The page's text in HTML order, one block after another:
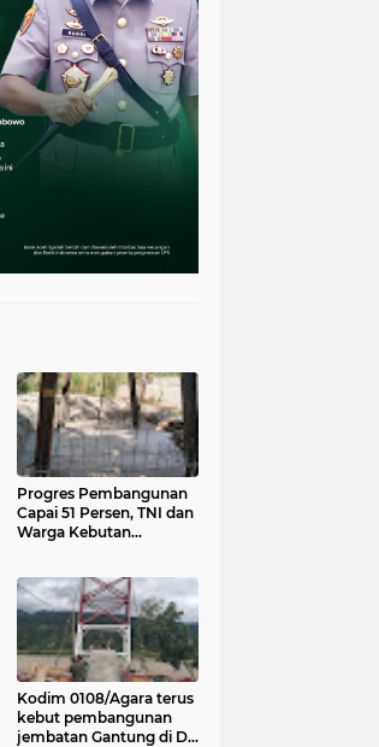
Progres Pembangunan
Capai 51 Persen, TNI dan
Warga Kebutan
Melur
Kodim 0108/Agara terus
kebut pembangunan
jembatan Gantung di Ds.